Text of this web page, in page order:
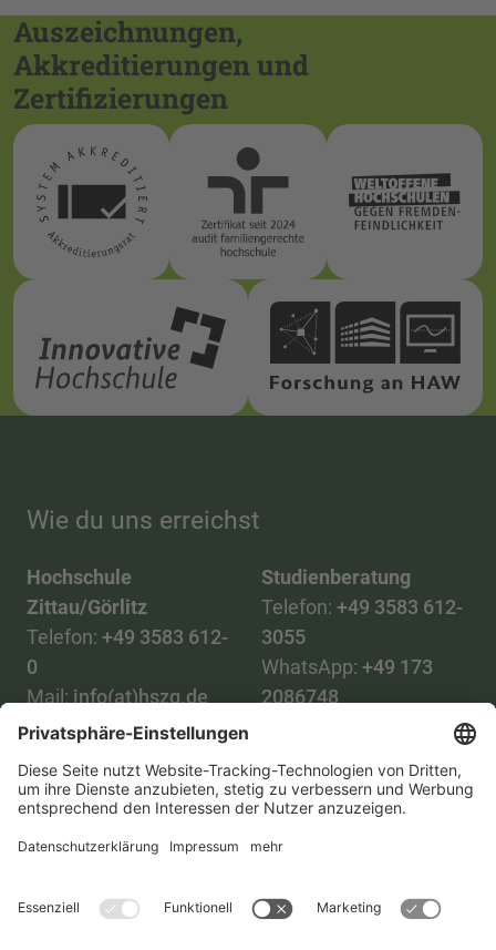
Auszeichnungen,
Akkreditierungen und
Zertifizierungen
Wie du uns erreichst
Hochschule
Zittau/Görlitz
Telefon: +49 3583 612-
0
Mail: info(at)hszg.de
Studienberatung
Telefon: +49 3583 612-
3055
WhatsApp: +49 173
2086748
Alle StudiengängeDatenschutz
ImpressumBarrierefreiheitPresse